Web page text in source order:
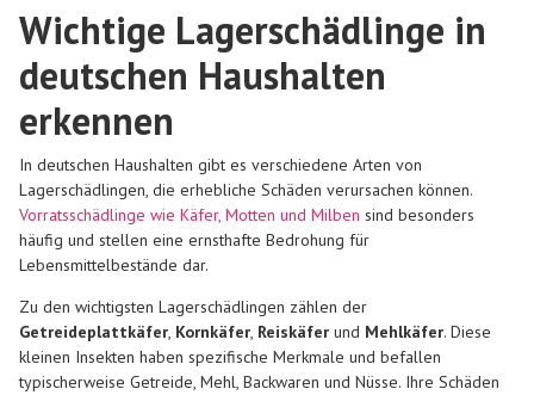
Wichtige Lagerschädlinge in
deutschen Haushalten
erkennen
In deutschen Haushalten gibt es verschiedene Arten von
Lagerschädlingen, die erhebliche Schäden verursachen können.
Vorratsschädlinge wie Käfer, Motten und Milben sind besonders
häufig und stellen eine ernsthafte Bedrohung für
Lebensmittelbestände dar.
Zu den wichtigsten Lagerschädlingen zählen der
Getreideplattkäfer, Kornkäfer, Reiskäfer und Mehlkäfer. Diese
kleinen Insekten haben spezifische Merkmale und befallen
typischerweise Getreide, Mehl, Backwaren und Nüsse. Ihre Schäden